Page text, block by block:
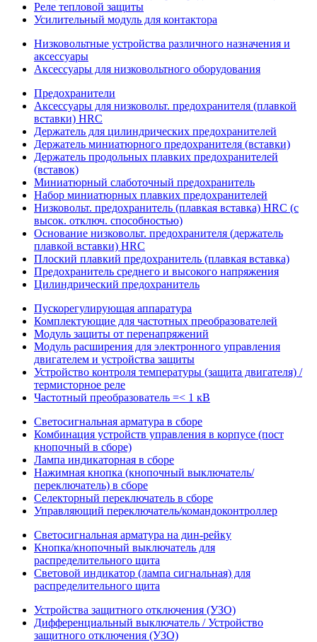
Реле тепловой защиты
Усилительный модуль для контактора
Низковольтные устройства различного назначения и
аксессуары
Аксессуары для низковольтного оборудования
Предохранители
Аксессуары для низковольт. предохранителя (плавкой
вставки) HRC
Держатель для цилиндрических предохранителей
Держатель миниатюрного предохранителя (вставки)
Держатель продольных плавких предохранителей
(вставок)
Миниатюрный слаботочный предохранитель
Набор миниатюрных плавких предохранителей
Низковольт. предохранитель (плавкая вставка) HRC (с
высок. отключ. способностью)
Основание низковольт. предохранителя (держатель
плавкой вставки) HRC
Плоский плавкий предохранитель (плавкая вставка)
Предохранитель среднего и высокого напряжения
Цилиндрический предохранитель
Пускорегулирующая аппаратура
Комплектующие для частотных преобразователей
Модуль защиты от перенапряжений
Модуль расширения для электронного управления
двигателем и устройства защиты
Устройство контроля температуры (защита двигателя) /
термисторное реле
Частотный преобразователь =< 1 кВ
Светосигнальная арматура в сборе
Комбинация устройств управления в корпусе (пост
кнопочный в сборе)
Лампа индикаторная в сборе
Нажимная кнопка (кнопочный выключатель/
переключатель) в сборе
Селекторный переключатель в сборе
Управляющий переключатель/командоконтроллер
Светосигнальная арматура на дин-рейку
Кнопка/кнопочный выключатель для
распределительного щита
Световой индикатор (лампа сигнальная) для
распределительного щита
Устройства защитного отключения (УЗО)
Дифференциальный выключатель / Устройство
защитного отключения (УЗО)